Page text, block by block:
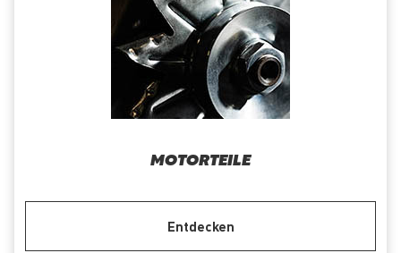
MOTORTEILE
Entdecken